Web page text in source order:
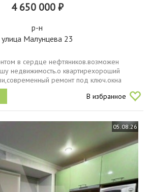
4 650 000 ₽
р-н
улица Малунцева 23
в сердце нефтяников.возможен
недвижимость.о квартирехороший
ремонт под ключ.окна
малунцева .идеальный вариант для
В избранное
05.08.26